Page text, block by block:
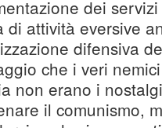
dei
di attività eversive
difensiva
che i veri
non erano i
il comunismo,